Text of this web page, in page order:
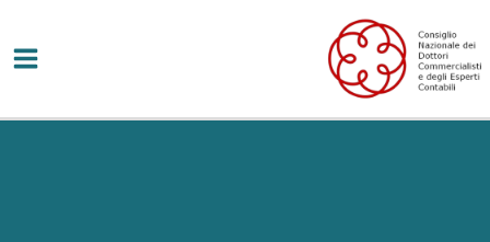
contenuto